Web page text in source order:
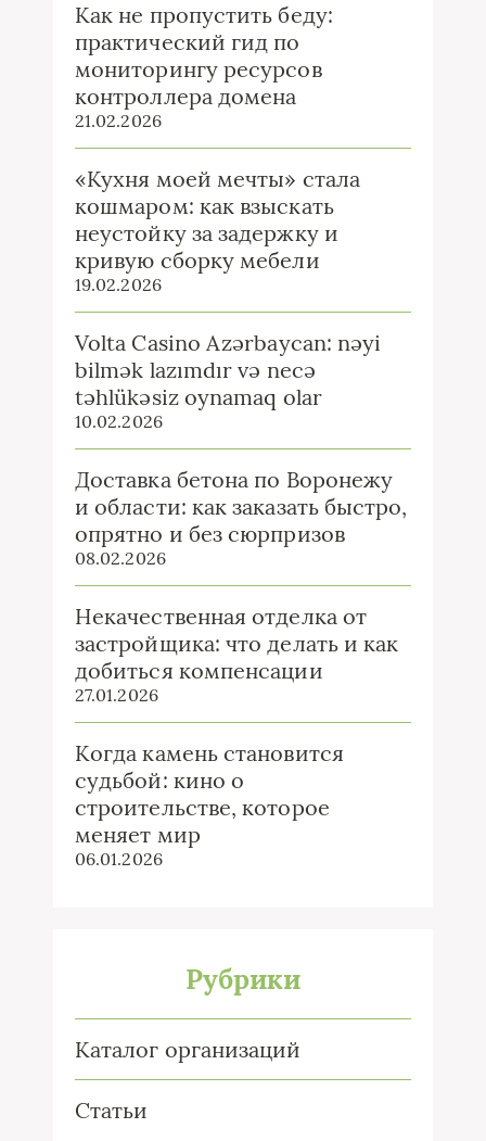
Как не пропустить беду:
практический гид по
мониторингу ресурсов
контроллера домена
21.02.2026
«Кухня моей мечты» стала
кошмаром: как взыскать
неустойку за задержку и
кривую сборку мебели
19.02.2026
Volta Casino Azərbaycan: nəyi
bilmək lazımdır və necə
təhlükəsiz oynamaq olar
10.02.2026
Доставка бетона по Воронежу
и области: как заказать быстро,
опрятно и без сюрпризов
08.02.2026
Некачественная отделка от
застройщика: что делать и как
добиться компенсации
27.01.2026
Когда камень становится
судьбой: кино о
строительстве, которое
меняет мир
06.01.2026
Рубрики
Каталог организаций
Статьи